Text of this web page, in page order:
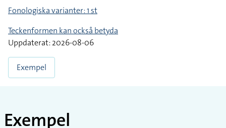
Fonologiska varianter: 1 st
Teckenformen kan också betyda
Uppdaterat: 2026-08-06
Exempel
Exempel